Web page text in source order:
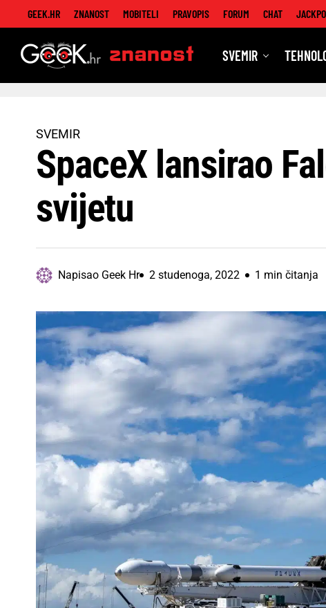
GEEK.HR ZNANOST MOBITELI PRAVOPIS FORUM CHAT
Znanost
SVEMIR
SVEMIR
SpaceX lansirao
svijetu
Napisao Geek Hr 2 studenoga, 2022 1 min čitanja